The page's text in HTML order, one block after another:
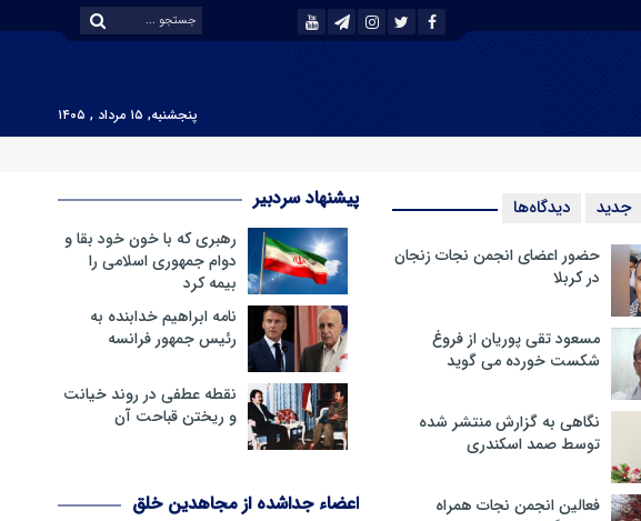
پنجشنبه, ۱۵ مرداد , ۱۴۰۵
جدید دیدگاه‌ها
حضور اعضای انجمن نجات زنجان
در کربلا
مسعود تقی پوریان از فروغ
شکست خورده می گوید
نگاهی به گزارش منتشر شده
توسط صمد اسکندری
فعالین انجمن نجات همراه
پیشنهاد سردبیر
رهبری که با خون خود بقا و
دوام جمهوری اسلامی را
بیمه کرد
نامه ابراهیم خدابنده به
رئیس جمهور فرانسه
نقطه عطفی در روند خیانت
و ریختن قباحت آن
اعضاء جداشده از مجاهدین خلق